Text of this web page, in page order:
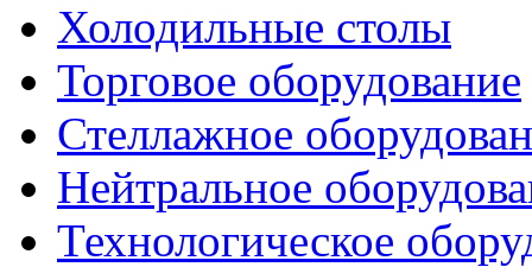
Холодильные столы
Торговое оборудование
Стеллажное
Нейтральное
Технологическое